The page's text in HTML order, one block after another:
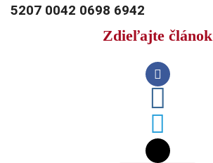
5207 0042 0698 6942
Zdieľajte článok